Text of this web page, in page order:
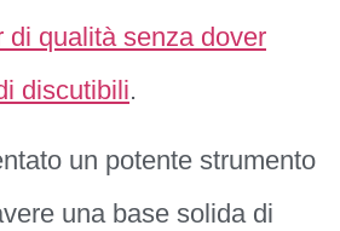
di qualità senza dover
discutibili.
un potente strumento
una base solida di